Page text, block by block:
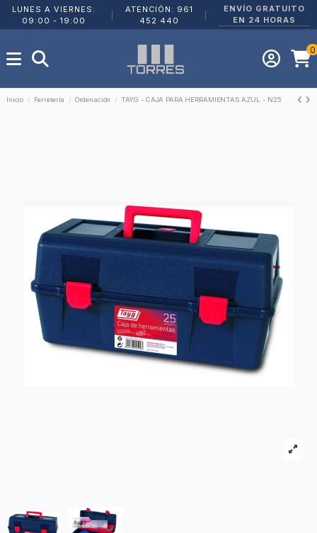
LUNES A VIERNES:
09:00 - 19:00
ATENCIÓN: 961
452 440
ENVÍO GRATUITO
EN 24 HORAS
0
Inicio Ferretería Ordenación TAYG - CAJA PARA HERRAMIENTAS AZUL - N25